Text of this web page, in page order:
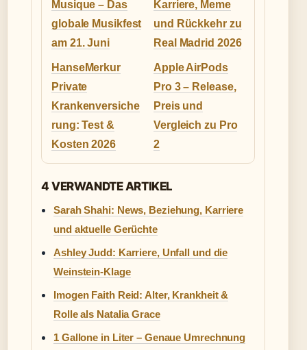
Musique – Das
globale Musikfest
am 21. Juni
Karriere, Meme
und Rückkehr zu
Real Madrid 2026
HanseMerkur
Private
Krankenversiche
rung: Test &
Kosten 2026
Apple AirPods
Pro 3 – Release,
Preis und
Vergleich zu Pro
2
4 VERWANDTE ARTIKEL
Sarah Shahi: News, Beziehung, Karriere
und aktuelle Gerüchte
Ashley Judd: Karriere, Unfall und die
Weinstein-Klage
Imogen Faith Reid: Alter, Krankheit &
Rolle als Natalia Grace
1 Gallone in Liter – Genaue Umrechnung